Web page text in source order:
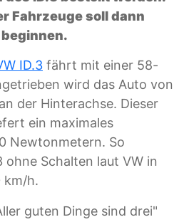
Fahrzeuge soll dann
ID.3 fährt mit einer 58-
wird das Auto von
der Hinterachse. Dieser
ein maximales
Newtonmetern. So
ohne Schalten laut VW in
km/h.
guten Dinge sind drei"